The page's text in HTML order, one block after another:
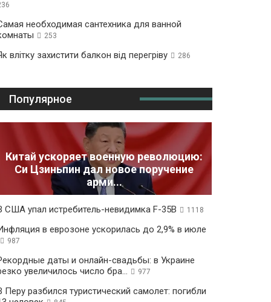
необходимая сантехника для ванной
253
влітку захистити балкон від перегріву 286
Популярное
Китай ускоряет военную революцию:
Си Цзиньпин дал новое поручение
арми...
США упал истребитель-невидимка F-35B 1118
в еврозоне ускорилась до 2,9% в июле
987
даты и онлайн-свадьбы: в Украине
увеличилось число бра...
977
Перу разбился туристический самолет: погибли